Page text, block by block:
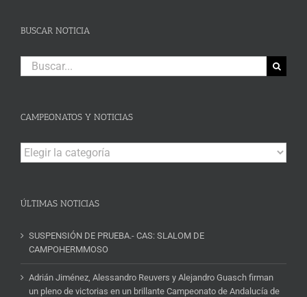
BUSCAR NOTICIA
Buscar:
CAMPEONATOS Y NOTICIAS
Campeonatos
y
ÚLTIMAS NOTICIAS
SUSPENSIÓN DE PRUEBA.- CAS: SLALOM DE
CAMPOHERMMOSO
Adrián Jiménez, Alessandro Reuvers y Alejandro Guasch firman
un pleno de victorias en un brillante Campeonato de Andalucía de